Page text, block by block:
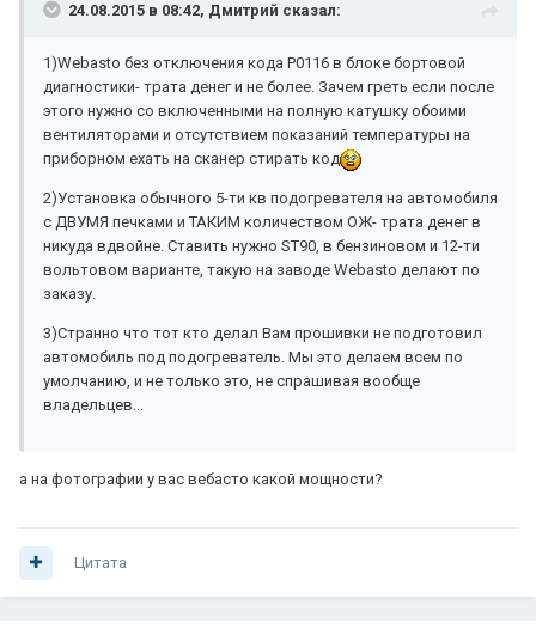
24.08.2015 в 08:42, Дмитрий сказал:
1)Webasto без отключения кода P0116 в блоке бортовой
диагностики- трата денег и не более. Зачем греть если после
этого нужно со включенными на полную катушку обоими
вентиляторами и отсутствием показаний температуры на
приборном ехать на сканер стирать код
2)Установка обычного 5-ти кв подогревателя на автомобиля
с ДВУМЯ печками и ТАКИМ количеством ОЖ- трата денег в
никуда вдвойне. Ставить нужно ST90, в бензиновом и 12-ти
вольтовом варианте, такую на заводе Webasto делают по
заказу.
3)Странно что тот кто делал Вам прошивки не подготовил
автомобиль под подогреватель. Мы это делаем всем по
умолчанию, и не только это, не спрашивая вообще
владельцев...
а на фотографии у вас вебасто какой мощности?
Цитата